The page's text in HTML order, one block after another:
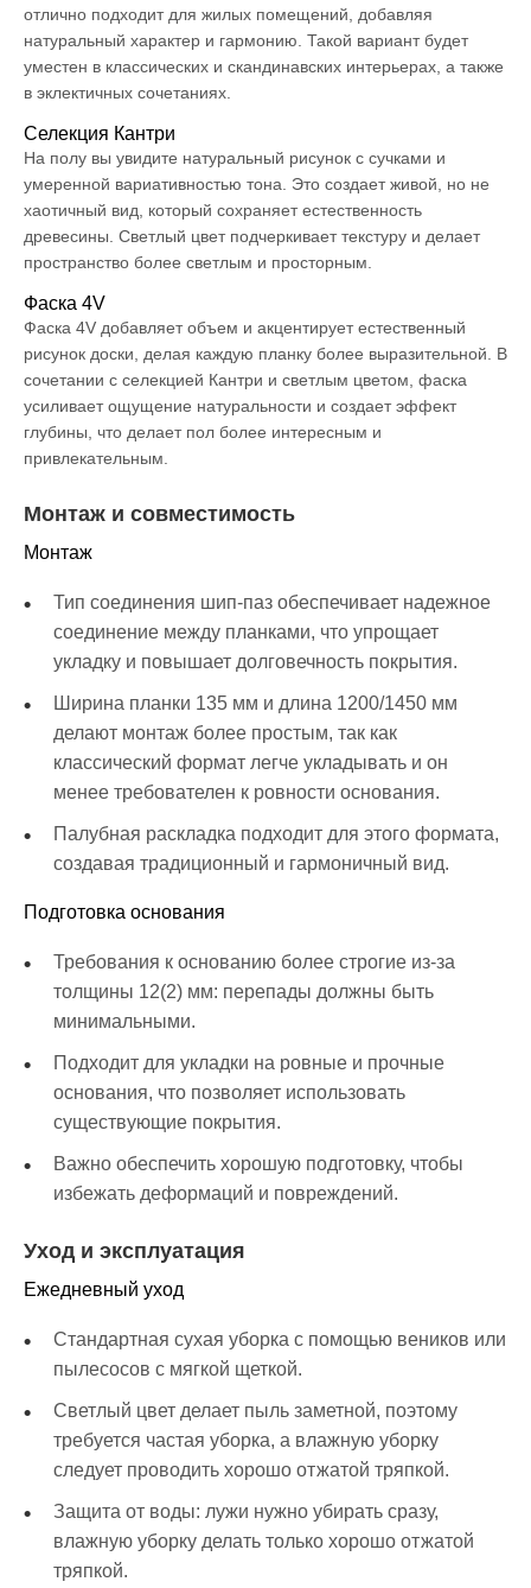
отлично подходит для жилых помещений, добавляя
натуральный характер и гармонию. Такой вариант будет
уместен в классических и скандинавских интерьерах, а также
в эклектичных сочетаниях.
Селекция Кантри
На полу вы увидите натуральный рисунок с сучками и
умеренной вариативностью тона. Это создает живой, но не
хаотичный вид, который сохраняет естественность
древесины. Светлый цвет подчеркивает текстуру и делает
пространство более светлым и просторным.
Фаска 4V
Фаска 4V добавляет объем и акцентирует естественный
рисунок доски, делая каждую планку более выразительной. В
сочетании с селекцией Кантри и светлым цветом, фаска
усиливает ощущение натуральности и создает эффект
глубины, что делает пол более интересным и
привлекательным.
Монтаж и совместимость
Монтаж
Тип соединения шип-паз обеспечивает надежное
соединение между планками, что упрощает
укладку и повышает долговечность покрытия.
Ширина планки 135 мм и длина 1200/1450 мм
делают монтаж более простым, так как
классический формат легче укладывать и он
менее требователен к ровности основания.
Палубная раскладка подходит для этого формата,
создавая традиционный и гармоничный вид.
Подготовка основания
Требования к основанию более строгие из-за
толщины 12(2) мм: перепады должны быть
минимальными.
Подходит для укладки на ровные и прочные
основания, что позволяет использовать
существующие покрытия.
Важно обеспечить хорошую подготовку, чтобы
избежать деформаций и повреждений.
Уход и эксплуатация
Ежедневный уход
Стандартная сухая уборка с помощью веников или
пылесосов с мягкой щеткой.
Светлый цвет делает пыль заметной, поэтому
требуется частая уборка, а влажную уборку
следует проводить хорошо отжатой тряпкой.
Защита от воды: лужи нужно убирать сразу,
влажную уборку делать только хорошо отжатой
тряпкой.